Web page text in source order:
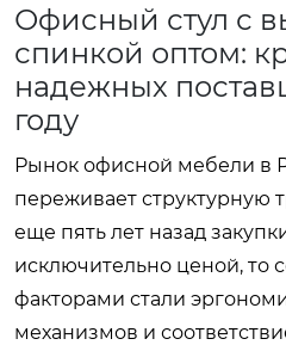
Офисный стул с
спинкой оптом:
надежных
году
Рынок офисной мебели в
переживает структурную
еще пять лет назад
исключительно ценой, то
факторами стали
механизмов и